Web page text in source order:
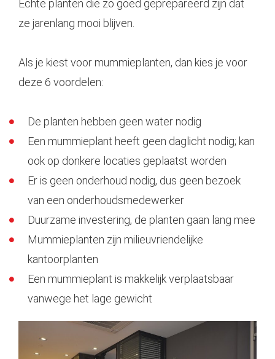
Echte planten die zo goed geprepareerd zijn dat
ze jarenlang mooi blijven.
Als je kiest voor mummieplanten, dan kies je voor
deze 6 voordelen:
De planten hebben geen water nodig
Een mummieplant heeft geen daglicht nodig; kan
ook op donkere locaties geplaatst worden
Er is geen onderhoud nodig, dus geen bezoek
van een onderhoudsmedewerker
Duurzame investering, de planten gaan lang mee
Mummieplanten zijn milieuvriendelijke
kantoorplanten
Een mummieplant is makkelijk verplaatsbaar
vanwege het lage gewicht